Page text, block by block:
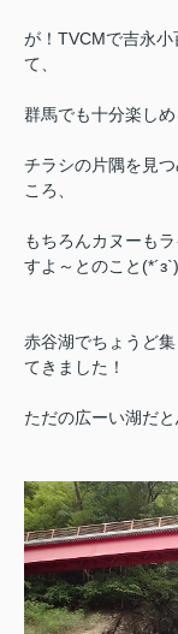
が！TVCMで吉永
て、
群馬でも十分楽し
チラシの片隅を見
ころ、
もちろんカヌーも
すよ～とのこと(*´з`)
赤谷湖でちょうど
てきました！
ただの広ーい湖だ